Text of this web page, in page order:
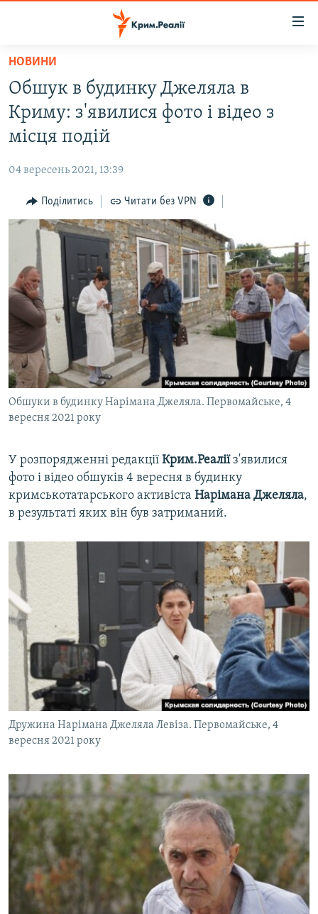
Перейти
основного
матеріалу
Перейти
до
основної
навігації
Перейти
до
пошуку
НОВИНИ
ВОДА.КРИМ
ВІДЕО ТА ФОТО
БЛОГИ
ПОГЛЯД
ІНТЕРВ'Ю
ВСЕ ЗА ДЕНЬ
СПЕЦПРОЕКТИ
ДЕПОРТАЦІЯ
ВІДЕОУРОКИ «ELIFBE»
СВІДЧЕННЯ ОКУПАЦІЇ
УКРАЇНСЬКА ПРОБЛЕМА КРИМУ
ІНФОГРАФІКА
ЯК ОБІЙТИ БЛОКУВАННЯ
Русский
Qırımtatar
ДОЛУЧАЙСЯ!
Усі сайти RFE/RL
НОВИНИ
Обшук в будинку Джеляла в
Криму: з'явилися фото і відео з
місця подій
04 вересень 2021, 13:39
Поділитись Читати без VPN
Обшуки в будинку Нарімана Джеляла. Первомайське, 4
вересня 2021 року
У розпорядженні редакції Крим.Реаліїз'явилися
фото і відео обшуків 4 вересня в будинку
кримськотатарського активіста Нарімана Джеляла,
в результаті яких він був затриманий.
Дружина Нарімана Джеляла Левіза. Первомайське, 4
вересня 2021 року